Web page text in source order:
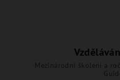
Mezinárodní školení a